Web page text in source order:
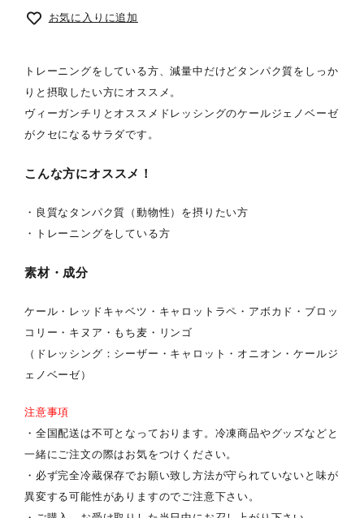
お気に入りに追加
トレーニングをしている方、減量中だけどタンパク質をしっか
りと摂取したい方にオススメ。
ヴィーガンチリとオススメドレッシングのケールジェノベーゼ
がクセになるサラダです。
こんな方にオススメ！
・良質なタンパク質（動物性）を摂りたい方
・トレーニングをしている方
素材・成分
ケール・レッドキャベツ・キャロットラペ・アボカド・ブロッ
コリー・キヌア・もち麦・リンゴ
（ドレッシング：シーザー・キャロット・オニオン・ケールジ
ェノベーゼ）
注意事項
・全国配送は不可となっております。冷凍商品やグッズなどと
一緒にご注文の際はお気をつけください。
・必ず完全冷蔵保存でお願い致し方法が守られていないと味が
異変する可能性がありますのでご注意下さい。